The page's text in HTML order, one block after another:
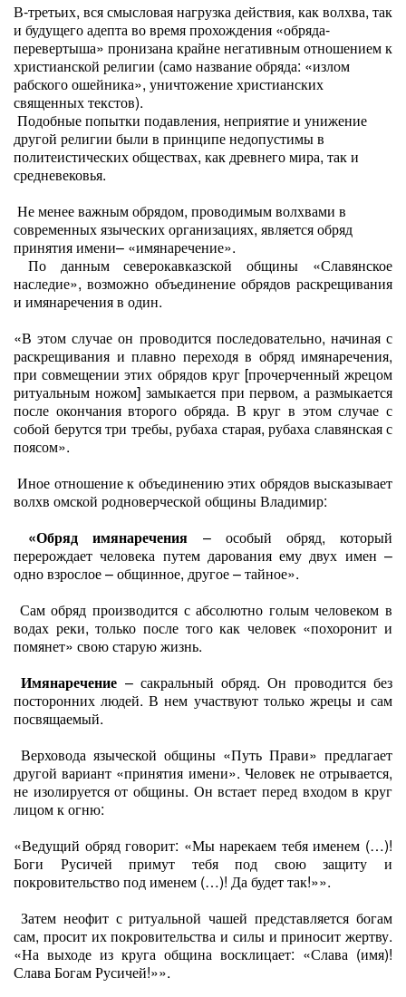
В-третьих, вся смысловая нагрузка действия, как волхва, так
и будущего адепта во время прохождения «обряда-
перевертыша» пронизана крайне негативным отношением к
христианской религии (само название обряда: «излом
рабского ошейника», уничтожение христианских
священных текстов).
Подобные попытки подавления, неприятие и унижение
другой религии были в принципе недопустимы в
политеистических обществах, как древнего мира, так и
средневековья.
Не менее важным обрядом, проводимым волхвами в
современных языческих организациях, является обряд
принятия имени– «имянаречение».
По данным северокавказской общины «Славянское
наследие», возможно объединение обрядов раскрещивания
и имянаречения в один.
«В этом случае он проводится последовательно, начиная с
раскрещивания и плавно переходя в обряд имянаречения,
при совмещении этих обрядов круг [прочерченный жрецом
ритуальным ножом] замыкается при первом, а размыкается
после окончания второго обряда. В круг в этом случае с
собой берутся три требы, рубаха старая, рубаха славянская с
поясом».
Иное отношение к объединению этих обрядов высказывает
волхв омской родноверческой общины Владимир:
«Обряд имянаречения – особый обряд, который
перерождает человека путем дарования ему двух имен –
одно взрослое – общинное, другое – тайное».
Сам обряд производится с абсолютно голым человеком в
водах реки, только после того как человек «похоронит и
помянет» свою старую жизнь.
Имянаречение – сакральный обряд. Он проводится без
посторонних людей. В нем участвуют только жрецы и сам
посвящаемый.
Верховода языческой общины «Путь Прави» предлагает
другой вариант «принятия имени». Человек не отрывается,
не изолируется от общины. Он встает перед входом в круг
лицом к огню:
«Ведущий обряд говорит: «Мы нарекаем тебя именем (…)!
Боги Русичей примут тебя под свою защиту и
покровительство под именем (…)! Да будет так!»».
Затем неофит с ритуальной чашей представляется богам
сам, просит их покровительства и силы и приносит жертву.
«На выходе из круга община восклицает: «Слава (имя)!
Слава Богам Русичей!»».